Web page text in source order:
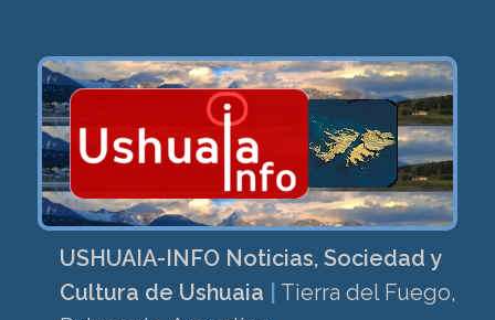
USHUAIA-INFO Noticias, Sociedad y
Cultura de Ushuaia
Tierra del Fuego,